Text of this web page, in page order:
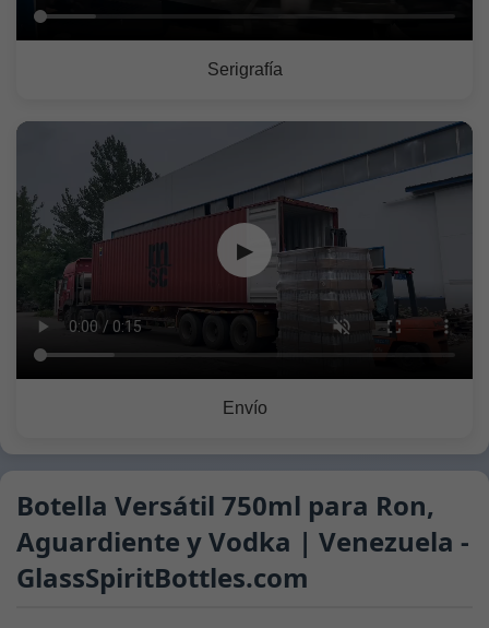
Serigrafía
▶
Envío
Botella Versátil 750ml para Ron,
Aguardiente y Vodka | Venezuela -
GlassSpiritBottles.com